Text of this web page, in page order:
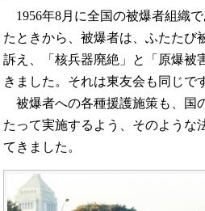
1956年8月に全国の被爆者組織
たときから、被爆者は、ふたたび
訴え、「核兵器廃絶」と「原爆被
きました。それは東友会も同じで
被爆者への各種援護施策も、国
たって実施するよう、そのような
てきました。